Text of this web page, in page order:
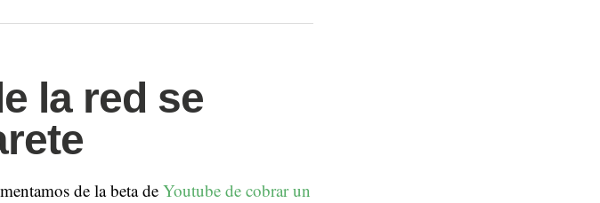
la red se
de la beta deYoutube de cobrar un